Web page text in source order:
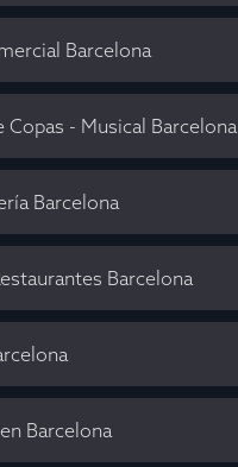
Barcelona
Copas - Musical Barcelona
Barcelona
Barcelona
Barcelona